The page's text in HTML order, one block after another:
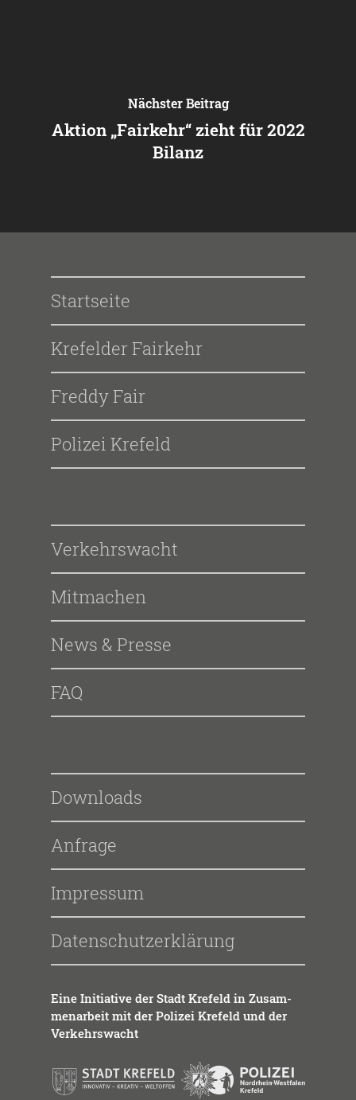
Nächster Beitrag
Aktion „Fairkehr“ zieht für 2022
Bilanz
Startseite
Krefelder Fairkehr
Freddy Fair
Polizei Krefeld
Verkehrswacht
Mitmachen
News & Presse
FAQ
Downloads
Anfrage
Impressum
Datenschutzerklärung
Eine Initia­ti­ve der Stadt Kre­feld in Zusam­
men­ar­beit mit der Poli­zei Kre­feld und der
Ver­kehrs­wacht